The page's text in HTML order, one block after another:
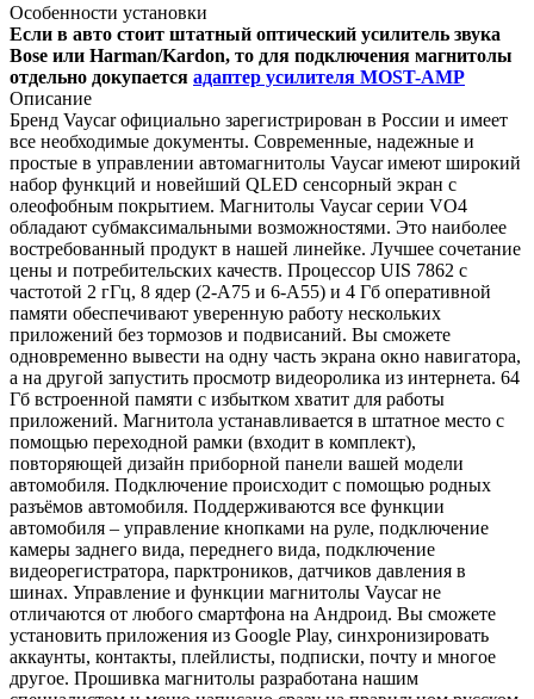
Особенности установки
Если в авто стоит штатный оптический усилитель звука
Bose или Harman/Kardon, то для подключения магнитолы
отдельно докупается адаптер усилителя MOST-AMP
Описание
Бренд Vaycar официально зарегистрирован в России и имеет
все необходимые документы. Современные, надежные и
простые в управлении автомагнитолы Vaycar имеют широкий
набор функций и новейший QLED сенсорный экран с
олеофобным покрытием. Магнитолы Vaycar серии VО4
обладают субмаксимальными возможностями. Это наиболее
востребованный продукт в нашей линейке. Лучшее сочетание
цены и потребительских качеств. Процессор UIS 7862 с
частотой 2 гГц, 8 ядер (2-А75 и 6-А55) и 4 Гб оперативной
памяти обеспечивают уверенную работу нескольких
приложений без тормозов и подвисаний. Вы сможете
одновременно вывести на одну часть экрана окно навигатора,
а на другой запустить просмотр видеоролика из интернета. 64
Гб встроенной памяти с избытком хватит для работы
приложений. Магнитола устанавливается в штатное место с
помощью переходной рамки (входит в комплект),
повторяющей дизайн приборной панели вашей модели
автомобиля. Подключение происходит с помощью родных
разъёмов автомобиля. Поддерживаются все функции
автомобиля – управление кнопками на руле, подключение
камеры заднего вида, переднего вида, подключение
видеорегистратора, парктроников, датчиков давления в
шинах. Управление и функции магнитолы Vaycar не
отличаются от любого смартфона на Андроид. Вы сможете
установить приложения из Google Play, синхронизировать
аккаунты, контакты, плейлисты, подписки, почту и многое
другое. Прошивка магнитолы разработана нашим